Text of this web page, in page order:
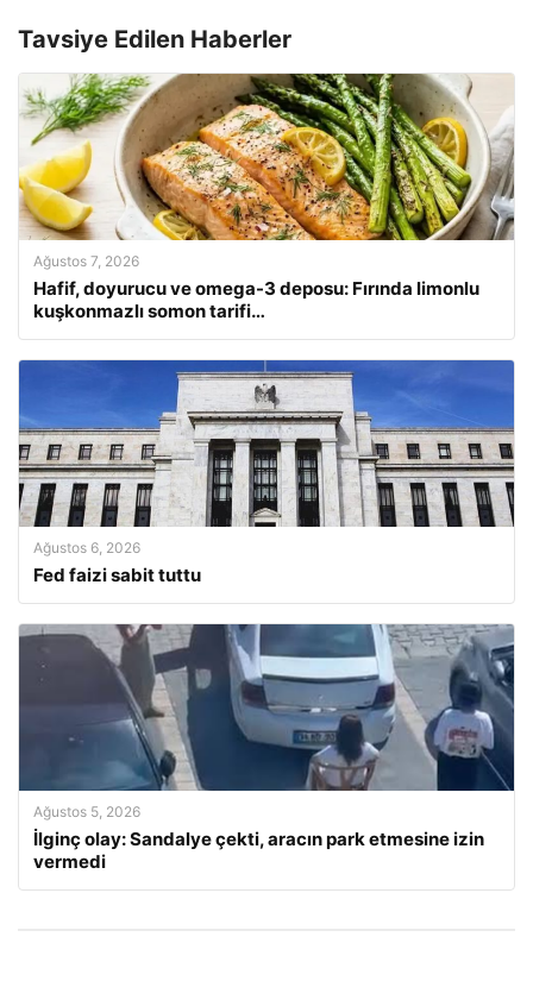
Tavsiye Edilen Haberler
Ağustos 7, 2026
Hafif, doyurucu ve omega-3 deposu: Fırında limonlu
kuşkonmazlı somon tarifi…
Ağustos 6, 2026
Fed faizi sabit tuttu
Ağustos 5, 2026
İlginç olay: Sandalye çekti, aracın park etmesine izin
vermedi